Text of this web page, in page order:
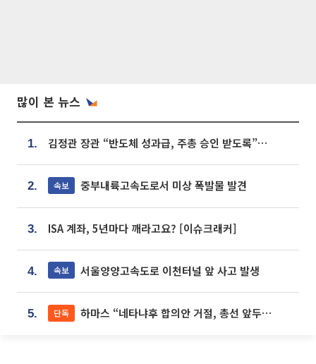
많이 본 뉴스
1. 김정관 장관 “반도체 성과급, 주총 승인 받도록”…상법·자본시장법 개정 시사
2. 속보 중부내륙고속도로서 미상 폭발물 발견
3. ISA 계좌, 5년마다 깨라고요? [이슈크래커]
4. 속보 서울양양고속도로 이천터널 앞 사고 발생
5. 단독 하마스 “네타냐후 합의안 거절, 총선 앞두고 시간 끌기”